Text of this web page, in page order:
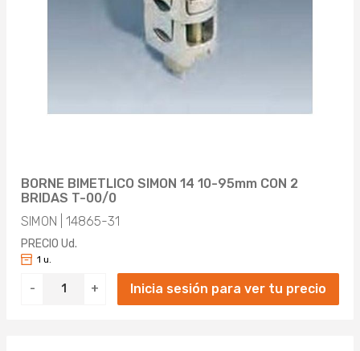
BORNE BIMETLICO SIMON 14 10-95mm CON 2
BRIDAS T-00/0
SIMON | 14865-31
PRECIO Ud.
- +
1 u.
Inicia sesión para ver tu precio